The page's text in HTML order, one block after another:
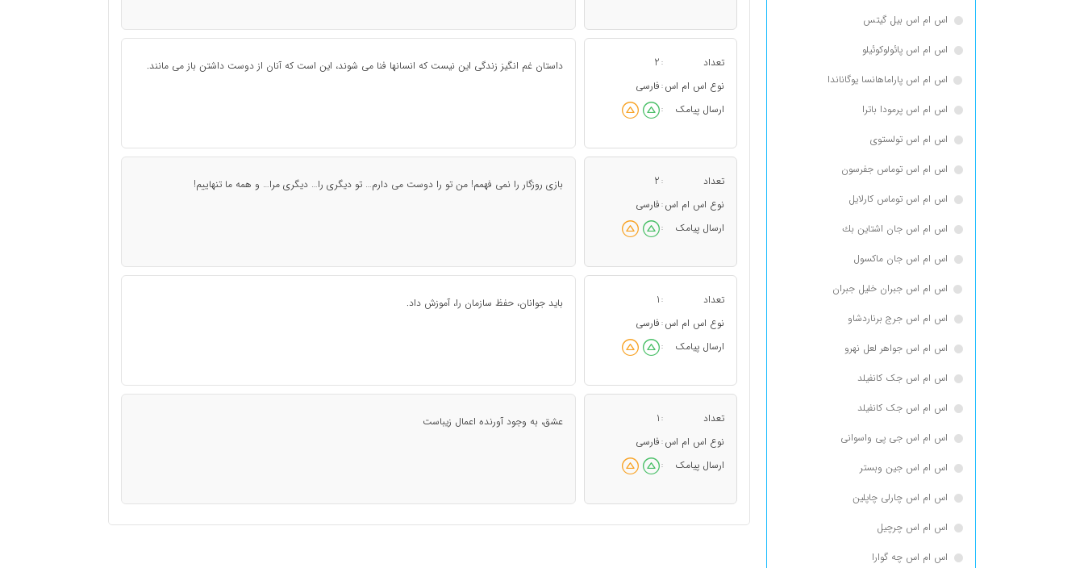
اس ام اس بیل گیتس
اس ام اس پائولوکوئیلو
اس ام اس پاراماهانسا یوگاناندا
اس ام اس پرمودا باترا
اس ام اس تولستوی
اس ام اس توماس جفرسون
اس ام اس توماس كارلایل
اس ام اس جان اشتاین بك
اس ام اس جان ماکسول
اس ام اس جبران خلیل جبران
اس ام اس جرج برناردشاو
اس ام اس جواهر لعل نهرو
اس ام اس جک كانفيلد
اس ام اس جک کانفیلد
اس ام اس جی پی واسوانی
اس ام اس جین وبستر
اس ام اس چارلی چاپلین
اس ام اس چرچیل
اس ام اس چه گوارا
تعداد :
2
نوع اس ام اس : فارسی
ارسال پیامک
:
داستان غم انگیز زندگی این نیست که انسانها فنا می شوند، این است که آنان از دوست داشتن باز می مانند.
تعداد :
2
نوع اس ام اس : فارسی
ارسال پیامک
:
بازی روزگار را نمی فهمم! من تو را دوست می دارم… تو دیگری را… دیگری مرا… و همه ما تنهاییم!
تعداد :
1
نوع اس ام اس : فارسی
ارسال پیامک
:
باید جوانان، حفظ سازمان را، آموزش داد.
تعداد :
1
نوع اس ام اس : فارسی
ارسال پیامک
:
عشق، به وجود آورنده اعمال زیباست